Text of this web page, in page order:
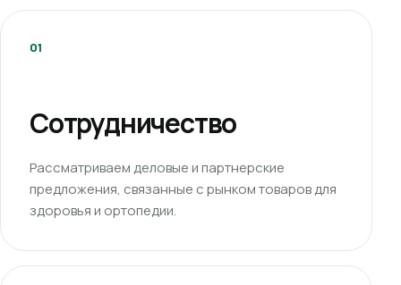
01
Сотрудничество
Рассматриваем деловые и партнерские
предложения, связанные с рынком товаров для
здоровья и ортопедии.